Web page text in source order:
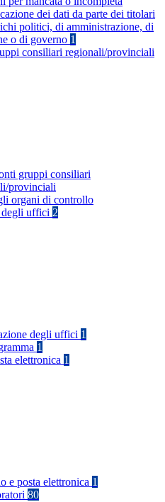
dei dati da parte dei titolari
politici, di amministrazione, di
o di governo 1
consiliari regionali/provinciali
gruppi consiliari
provinciali
organi di controllo
uffici 2
degli uffici 1
1
elettronica 1
e posta elettronica 1
80